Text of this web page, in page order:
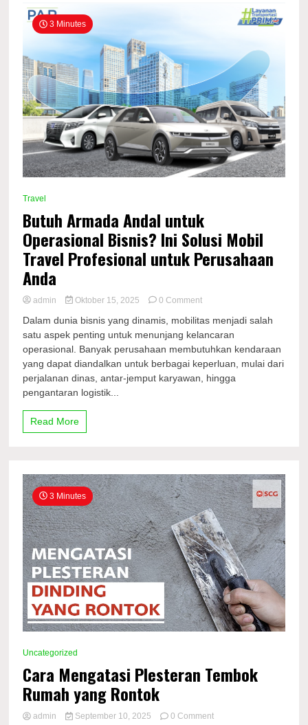
3 Minutes
Travel
Butuh Armada Andal untuk
Operasional Bisnis? Ini Solusi Mobil
Travel Profesional untuk Perusahaan
Anda
admin Oktober 15, 2025 0 Commenton
Armada
Andal
untuk
Operasional
Bisnis?
Ini
Anda
Dalam dunia bisnis yang dinamis, mobilitas menjadi salah
satu aspek penting untuk menunjang kelancaran
operasional. Banyak perusahaan membutuhkan kendaraan
yang dapat diandalkan untuk berbagai keperluan, mulai dari
perjalanan dinas, antar-jemput karyawan, hingga
pengantaran logistik...
Read More
3 Minutes
Uncategorized
Cara Mengatasi Plesteran Tembok
Rumah yang Rontok
admin September 10, 2025 0 Commenton